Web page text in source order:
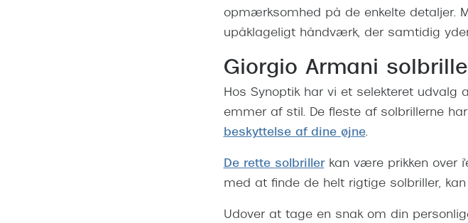
opmærksomhed på de enkelte detaljer.
upåklageligt håndværk, der samtidig
Giorgio Armani
Hos Synoptik har vi et selekteret udvalg
emmer af stil. De fleste af solbrillerne
beskyttelse af dine øjne.
De rette solbrillerkan være prikken over
med at finde de helt rigtige solbriller,
Udover at tage en snak om din